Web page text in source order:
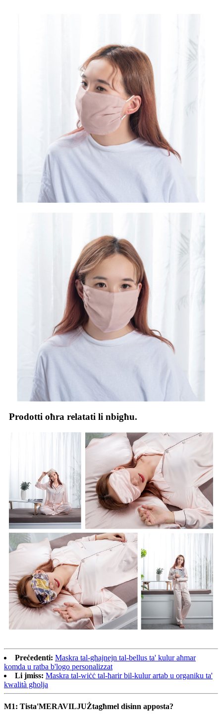
Prodotti oħra relatati li nbigħu.
Preċedenti: Maskra tal-għajnejn tal-bellus ta' kulur aħmar
komda u ratba b'logo personalizzat
Li jmiss: Maskra tal-wiċċ tal-ħarir bil-kulur artab u organiku ta'
kwalità għolja
M1: Tista'MERAVILJUŻtagħmel disinn apposta?